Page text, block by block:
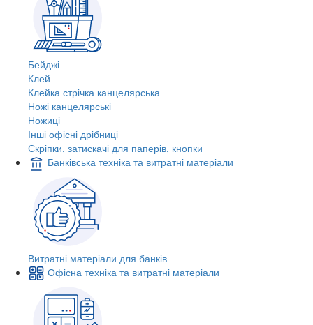
Бейджі
Клей
Клейка стрічка канцелярська
Ножі канцелярські
Ножиці
Інші офісні дрібниці
Скріпки, затискачі для паперів, кнопки
Банківська техніка та витратні матеріали
Витратні матеріали для банків
Офісна техніка та витратні матеріали